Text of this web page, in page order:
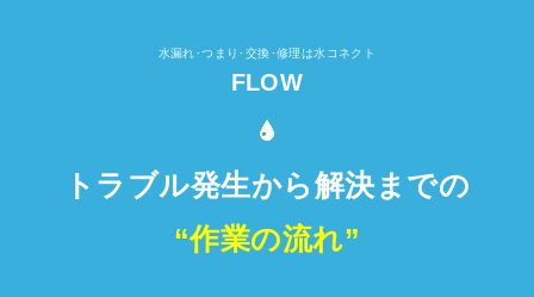
水漏れ･つまり･交換･修理は水コネクト
FLOW
トラブル発生から解決までの
“作業の流れ”